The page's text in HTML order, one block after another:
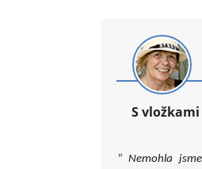
S
" Nemohla